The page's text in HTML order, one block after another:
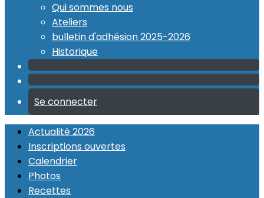
Qui sommes nous
Ateliers
bulletin d'adhésion 2025-2026
Historique
Se connecter
Actualité 2026
Inscriptions ouvertes
Calendrier
Photos
Recettes